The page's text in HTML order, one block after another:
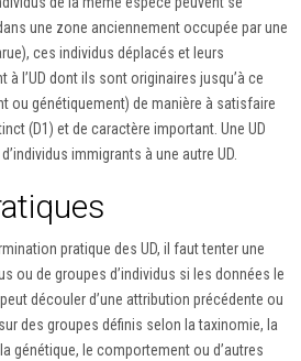
une zone anciennement occupée par une
ces individus déplacés et leurs
l’UD dont ils sont originaires jusqu’à ce
ou génétiquement) de manière à satisfaire
(D1) et de caractère important. Une UD
immigrants à une autre UD.
pratique des UD, il faut tenter une
ou de groupes d’individus si les données le
découler d’une attribution précédente ou
des groupes définis selon la taxinomie, la
génétique, le comportement ou d’autres